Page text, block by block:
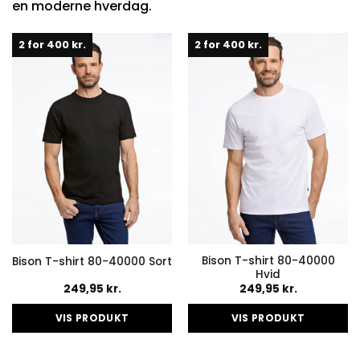
en moderne hverdag.
2 for 400 kr.
Bison T-shirt 80-40000 Sort
249,95 kr.
VIS PRODUKT
2 for 400 kr.
Bison T-shirt 80-40000
Hvid
249,95 kr.
VIS PRODUKT